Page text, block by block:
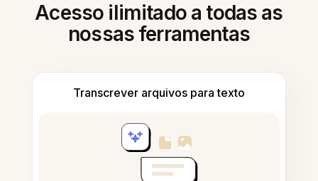
Acesso ilimitado a todas as
nossas ferramentas
Transcrever arquivos para texto